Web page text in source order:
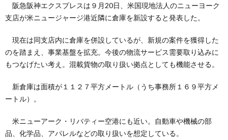
阪急阪神エクスプレスは９月20日、米国現地法人のニューヨーク
支店が米ニュージャージ港近隣に倉庫を新設すると発表した。
現在は同支店内に倉庫を併設しているが、新規の案件を獲得した
のを踏まえ、事業基盤を拡充。今後の物流サービス需要取り込みに
もつなげたい考え。混載貨物の取り扱い拠点としても機能させる。
新倉庫は面積が１１２７平方メートル（うち事務所１６９平方メ
ートル）。
米ニューアーク・リバティー空港にも近い。自動車や機械の部
品、化学品、アパレルなどの取り扱いを想定している。